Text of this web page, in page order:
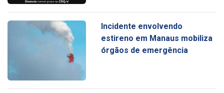
Incidente envolvendo
estireno em Manaus mobiliza
órgãos de emergência